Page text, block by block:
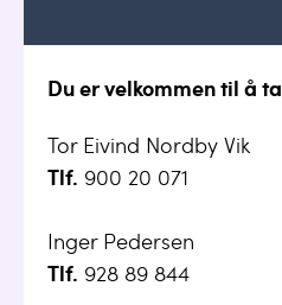
Du er velkommen til å
Tor Eivind Nordby Vik
Tlf. 900 20 071
Inger Pedersen
Tlf. 928 89 844